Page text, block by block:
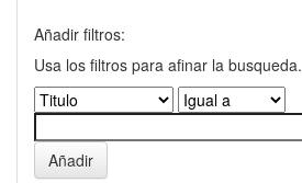
Añadir filtros:
Usa los filtros para afinar la busqueda.